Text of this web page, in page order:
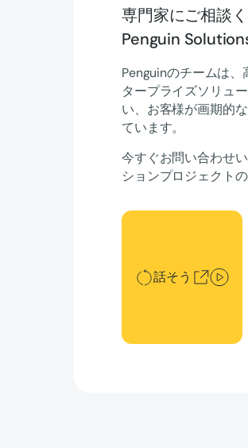
専門家にご相談
Penguin
Penguinのチームは、
タープライズソリュ
い、お客様が画期的
ています。
今すぐお問い合わせ
ションプロジェクト
話そう
話そう